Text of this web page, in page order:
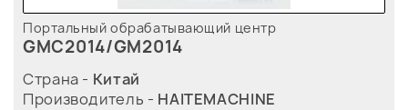
Портальный обрабатывающий центр
GMC2014/GM2014
Страна - Китай
Производитель - HAITEMACHINE